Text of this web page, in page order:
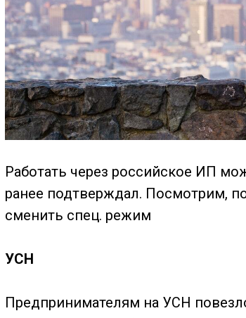
Работать через российское ИП
ранее подтверждал. Посмотрим,
сменить спец. режим
УСН
Предпринимателям на УСН